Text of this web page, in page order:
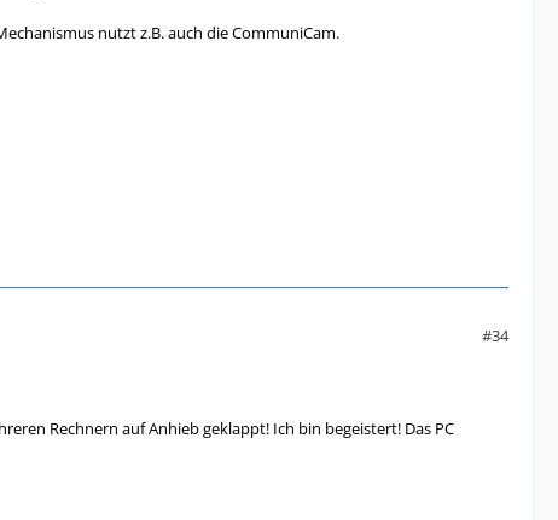
nutzt z.B. auch die CommuniCam.
#34
Rechnern auf Anhieb geklappt! Ich bin begeistert! Das PC